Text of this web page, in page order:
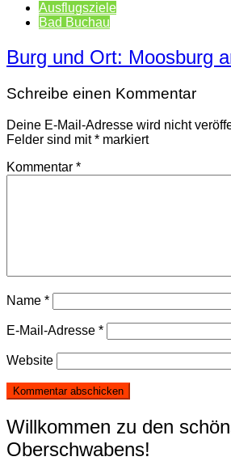
Ausflugsziele
Bad Buchau
Burg und Ort: Moosburg
Schreibe einen Kommentar
Deine E-Mail-Adresse wird nicht
Felder sind mit* markiert
Kommentar *
Name *
E-Mail-Adresse *
Website
Willkommen zu den
Oberschwabens!